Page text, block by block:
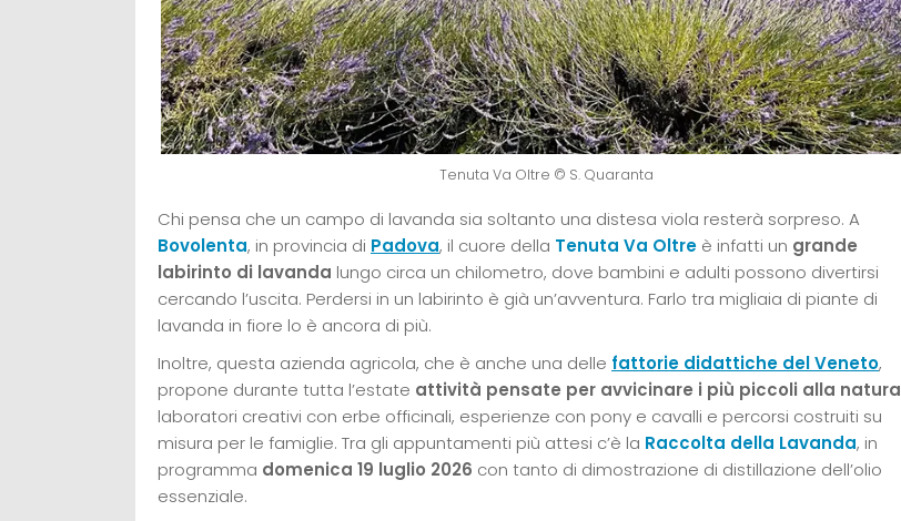
Tenuta Va Oltre © S. Quaranta
Chi pensa che un campo di lavanda sia soltanto una distesa viola resterà sorpreso. A
Bovolenta, in provincia di Padova, il cuore della Tenuta Va Oltre è infatti un grande
labirinto di lavanda lungo circa un chilometro, dove bambini e adulti possono divertirsi
cercando l’uscita. Perdersi in un labirinto è già un’avventura. Farlo tra migliaia di piante di
lavanda in fiore lo è ancora di più.
Inoltre, questa azienda agricola, che è anche una delle fattorie didattiche del Veneto,
propone durante tutta l’estate attività pensate per avvicinare i più piccoli alla natura
laboratori creativi con erbe officinali, esperienze con pony e cavalli e percorsi costruiti su
misura per le famiglie. Tra gli appuntamenti più attesi c’è la Raccolta della Lavanda, in
programma domenica 19 luglio 2026 con tanto di dimostrazione di distillazione dell’olio
essenziale.